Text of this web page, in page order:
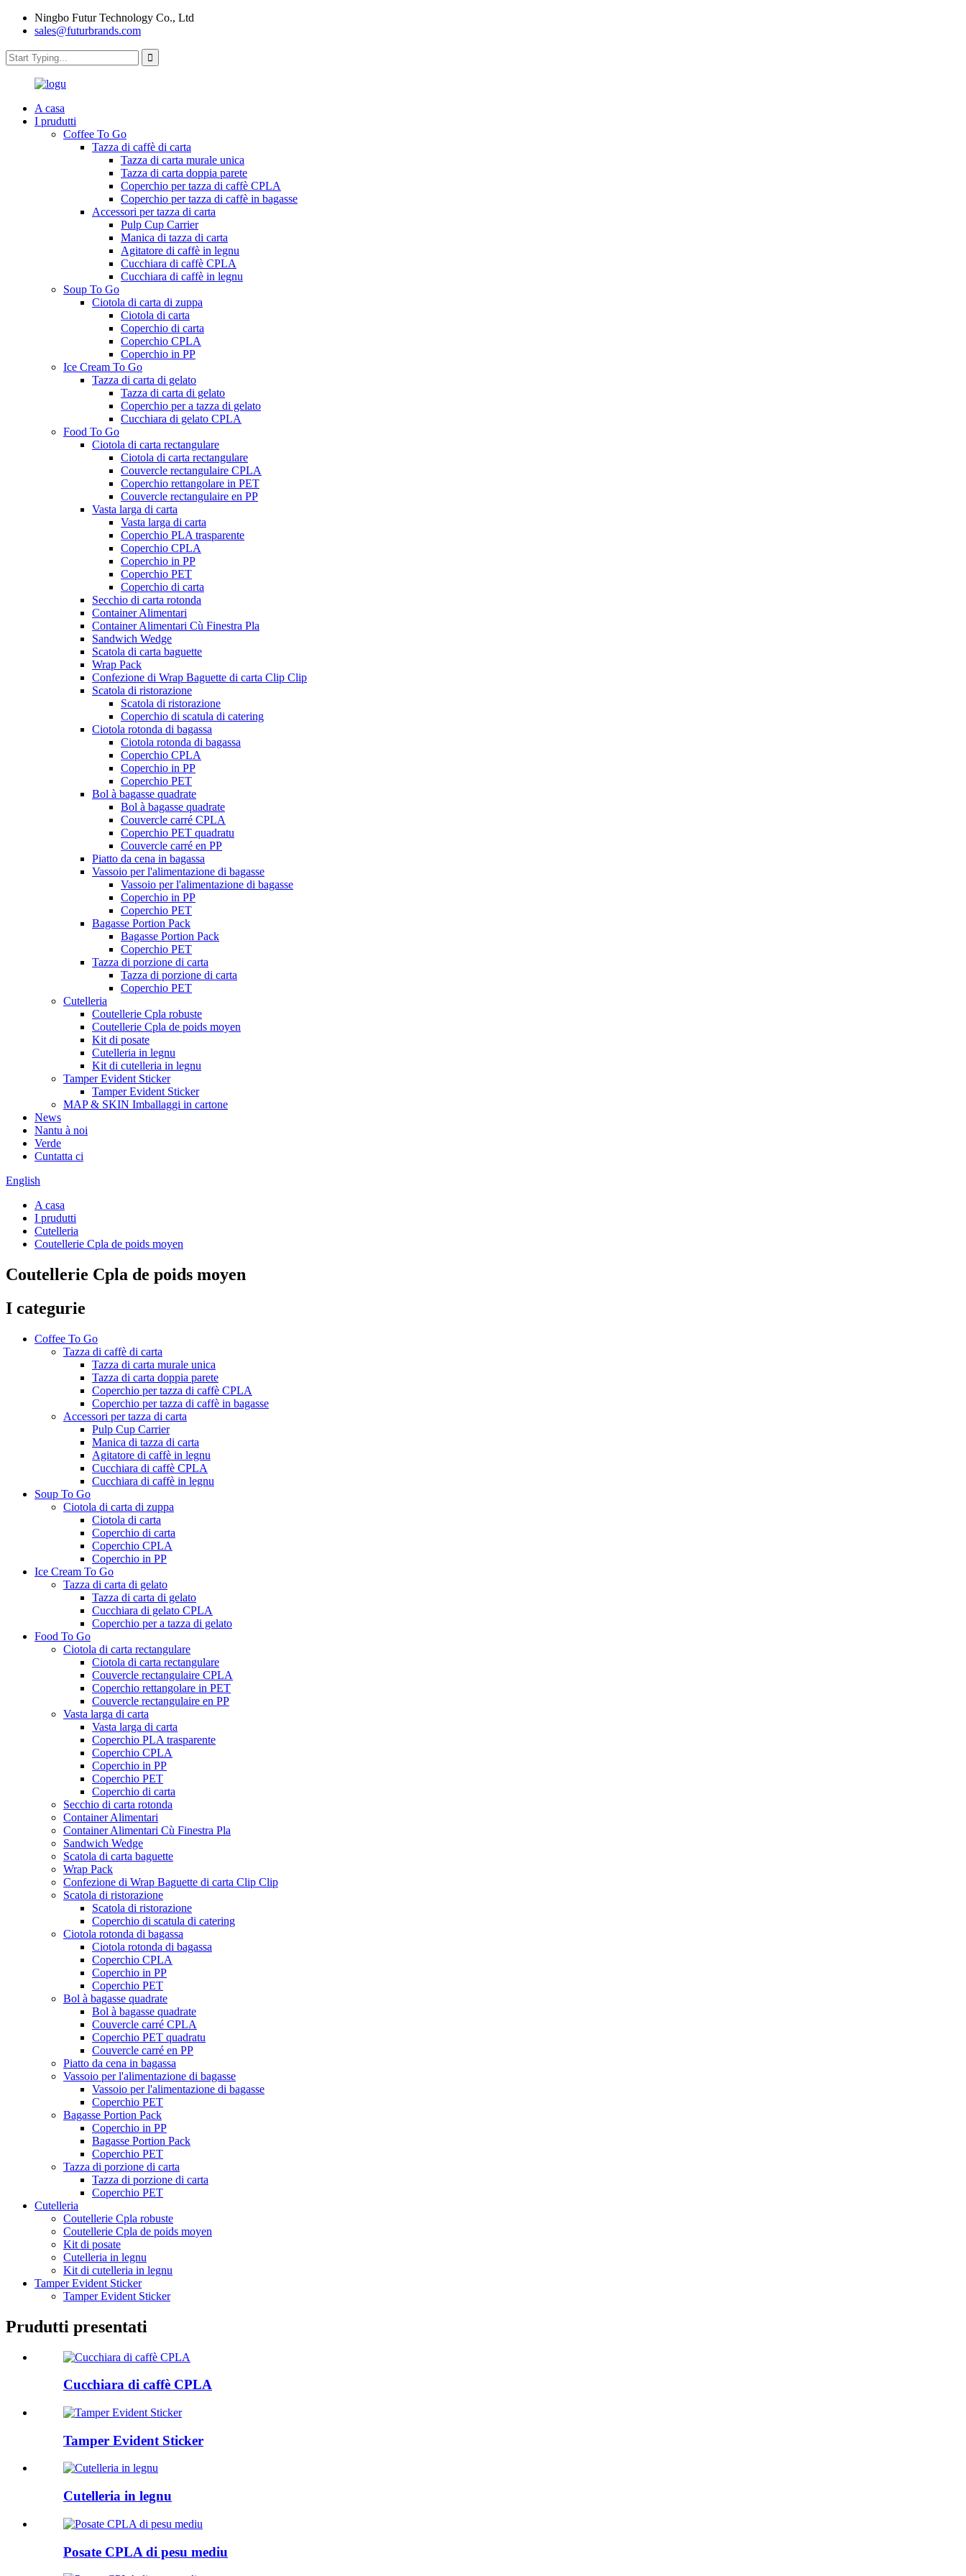
Ningbo Futur Technology Co., Ltd
sales@futurbrands.com
A casa
I prudutti
Coffee To Go
Tazza di caffè di carta
Tazza di carta murale unica
Tazza di carta doppia parete
Coperchio per tazza di caffè CPLA
Coperchio per tazza di caffè in bagasse
Accessori per tazza di carta
Pulp Cup Carrier
Manica di tazza di carta
Agitatore di caffè in legnu
Cucchiara di caffè CPLA
Cucchiara di caffè in legnu
Soup To Go
Ciotola di carta di zuppa
Ciotola di carta
Coperchio di carta
Coperchio CPLA
Coperchio in PP
Ice Cream To Go
Tazza di carta di gelato
Tazza di carta di gelato
Coperchio per a tazza di gelato
Cucchiara di gelato CPLA
Food To Go
Ciotola di carta rectangulare
Ciotola di carta rectangulare
Couvercle rectangulaire CPLA
Coperchio rettangolare in PET
Couvercle rectangulaire en PP
Vasta larga di carta
Vasta larga di carta
Coperchio PLA trasparente
Coperchio CPLA
Coperchio in PP
Coperchio PET
Coperchio di carta
Secchio di carta rotonda
Container Alimentari
Container Alimentari Cù Finestra Pla
Sandwich Wedge
Scatola di carta baguette
Wrap Pack
Confezione di Wrap Baguette di carta Clip Clip
Scatola di ristorazione
Scatola di ristorazione
Coperchio di scatula di catering
Ciotola rotonda di bagassa
Ciotola rotonda di bagassa
Coperchio CPLA
Coperchio in PP
Coperchio PET
Bol à bagasse quadrate
Bol à bagasse quadrate
Couvercle carré CPLA
Coperchio PET quadratu
Couvercle carré en PP
Piatto da cena in bagassa
Vassoio per l'alimentazione di bagasse
Vassoio per l'alimentazione di bagasse
Coperchio in PP
Coperchio PET
Bagasse Portion Pack
Bagasse Portion Pack
Coperchio PET
Tazza di porzione di carta
Tazza di porzione di carta
Coperchio PET
Cutelleria
Coutellerie Cpla robuste
Coutellerie Cpla de poids moyen
Kit di posate
Cutelleria in legnu
Kit di cutelleria in legnu
Tamper Evident Sticker
Tamper Evident Sticker
MAP & SKIN Imballaggi in cartone
News
Nantu à noi
Verde
Cuntatta ci
English
A casa
I prudutti
Cutelleria
Coutellerie Cpla de poids moyen
Coutellerie Cpla de poids moyen
I categurie
Coffee To Go
Tazza di caffè di carta
Tazza di carta murale unica
Tazza di carta doppia parete
Coperchio per tazza di caffè CPLA
Coperchio per tazza di caffè in bagasse
Accessori per tazza di carta
Pulp Cup Carrier
Manica di tazza di carta
Agitatore di caffè in legnu
Cucchiara di caffè CPLA
Cucchiara di caffè in legnu
Soup To Go
Ciotola di carta di zuppa
Ciotola di carta
Coperchio di carta
Coperchio CPLA
Coperchio in PP
Ice Cream To Go
Tazza di carta di gelato
Tazza di carta di gelato
Cucchiara di gelato CPLA
Coperchio per a tazza di gelato
Food To Go
Ciotola di carta rectangulare
Ciotola di carta rectangulare
Couvercle rectangulaire CPLA
Coperchio rettangolare in PET
Couvercle rectangulaire en PP
Vasta larga di carta
Vasta larga di carta
Coperchio PLA trasparente
Coperchio CPLA
Coperchio in PP
Coperchio PET
Coperchio di carta
Secchio di carta rotonda
Container Alimentari
Container Alimentari Cù Finestra Pla
Sandwich Wedge
Scatola di carta baguette
Wrap Pack
Confezione di Wrap Baguette di carta Clip Clip
Scatola di ristorazione
Scatola di ristorazione
Coperchio di scatula di catering
Ciotola rotonda di bagassa
Ciotola rotonda di bagassa
Coperchio CPLA
Coperchio in PP
Coperchio PET
Bol à bagasse quadrate
Bol à bagasse quadrate
Couvercle carré CPLA
Coperchio PET quadratu
Couvercle carré en PP
Piatto da cena in bagassa
Vassoio per l'alimentazione di bagasse
Vassoio per l'alimentazione di bagasse
Coperchio PET
Bagasse Portion Pack
Coperchio in PP
Bagasse Portion Pack
Coperchio PET
Tazza di porzione di carta
Tazza di porzione di carta
Coperchio PET
Cutelleria
Coutellerie Cpla robuste
Coutellerie Cpla de poids moyen
Kit di posate
Cutelleria in legnu
Kit di cutelleria in legnu
Tamper Evident Sticker
Tamper Evident Sticker
Prudutti presentati
Cucchiara di caffè CPLA
Tamper Evident Sticker
Cutelleria in legnu
Posate CPLA di pesu mediu